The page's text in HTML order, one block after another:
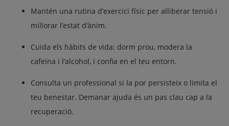
Mantén una rutina d’exercici físic per alliberar tensió i
millorar l’estat d’ànim.
Cuida els hàbits de vida: dorm prou, modera la
cafeïna i l’alcohol, i confia en el teu entorn.
Consulta un professional si la por persisteix o limita el
teu benestar. Demanar ajuda és un pas clau cap a la
recuperació.